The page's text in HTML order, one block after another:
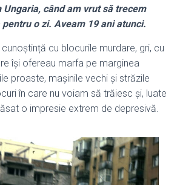
când am vrut să trecem
o zi. Aveam 19 ani atunci.
cu blocurile murdare, gri, cu
își ofereau marfa pe marginea
proaste, mașinile vechi și străzile
în care nu voiam să trăiesc și, luate
o impresie extrem de depresivă.